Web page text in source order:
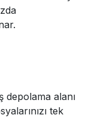
depolama alanı
tek